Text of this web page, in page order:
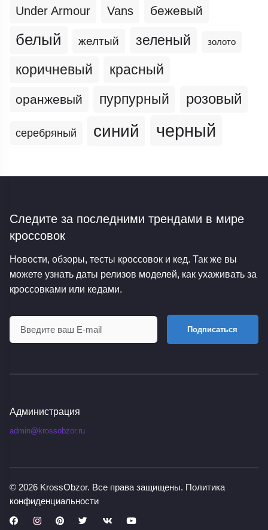
Under Armour Vans бежевый
белый желтый зеленый золото
коричневый красный
оранжевый пурпурный розовый
серебряный синий черный
Следите за последними трендами в мире
кроссовок
Новости, обзоры, тесты кроссовок и кед. Так же вы
можете узнать даты релизов моделей, как ухаживать за
кроссовками или кедами.
Подписаться
Администрация
admin@krossobzor.ru
© 2026 KrossObzor. Все права защищены. Политика
конфиденциальности